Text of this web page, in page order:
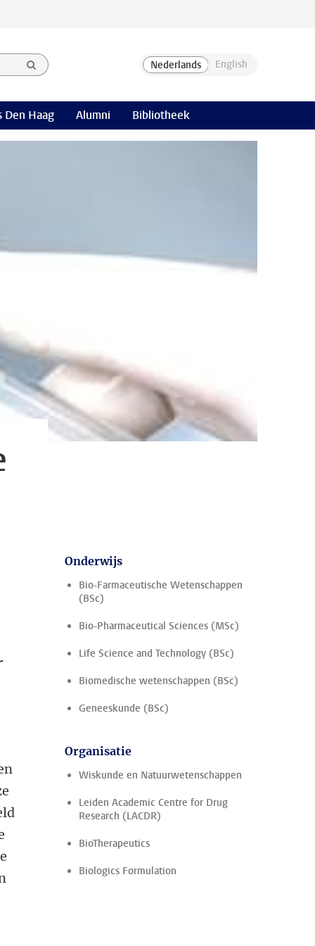
Den Haag Alumni Bibliotheek
Onderwijs
Bio-Farmaceutische Wetenschappen
(BSc)
Bio-Pharmaceutical Sciences (MSc)
Life Science and Technology (BSc)
Biomedische wetenschappen (BSc)
Geneeskunde (BSc)
Organisatie
Wiskunde en Natuurwetenschappen
Leiden Academic Centre for Drug
Research (LACDR)
BioTherapeutics
Biologics Formulation